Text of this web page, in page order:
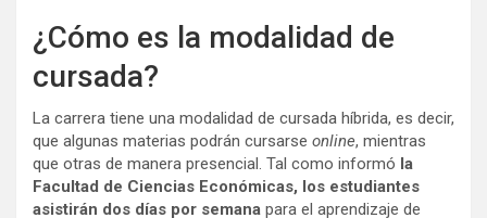
¿Cómo es la modalidad de
cursada?
La carrera tiene una modalidad de cursada híbrida, es decir,
que algunas materias podrán cursarse online, mientras
que otras de manera presencial. Tal como informó la
Facultad de Ciencias Económicas, los estudiantes
asistirán dos días por semana para el aprendizaje de